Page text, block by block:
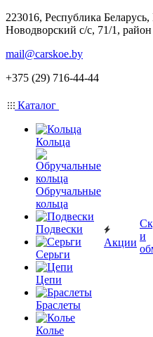
223016, Республика
Новодворский с/с, 71/1,
mail@carskoe.by
+375 (29) 716-44-44
Каталог
Кольца
Обручальные
кольца
Подвески
Серьги
Цепи
Браслеты
Колье
Акции
и